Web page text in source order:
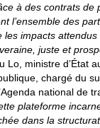
à des contrats de
l’ensemble des
les impacts attendus
juste et
Lo, ministre d’État
chargé du
national de
plateforme
dans la